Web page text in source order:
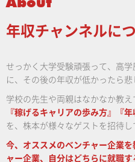
年収チャンネルに
せっかく大学受験頑張って、高
に、その後の年収が低かったら悲
学校の先生や両親はなかなか教え
『稼げるキャリアの歩み方』『
を、株本が様々なゲストを招待し
今、オススメのベンチャー企業を
ャー企業、自分はどちらに就職す